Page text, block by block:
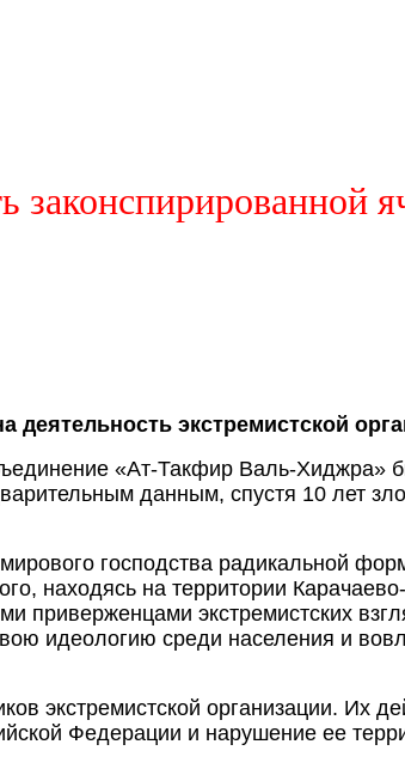
законспирированной
экстремистской
«Ат-Такфир Валь-Хиджра»
данным, спустя 10 лет
господства радикальной
находясь на территории
приверженцами экстремистских
идеологию среди населения и
экстремистской организации. Их
Федерации и нарушение ее